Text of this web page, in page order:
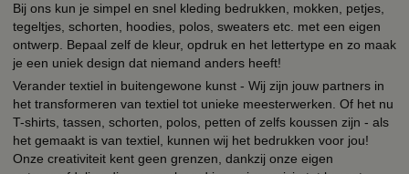
Bij ons kun je simpel en snel kleding bedrukken, mokken, petjes,
tegeltjes, schorten, hoodies, polos, sweaters etc. met een eigen
ontwerp. Bepaal zelf de kleur, opdruk en het lettertype en zo maak
je een uniek design dat niemand anders heeft!
Verander textiel in buitengewone kunst - Wij zijn jouw partners in
het transformeren van textiel tot unieke meesterwerken. Of het nu
T-shirts, tassen, schorten, polos, petten of zelfs koussen zijn - als
het gemaakt is van textiel, kunnen wij het bedrukken voor jou!
Onze creativiteit kent geen grenzen, dankzij onze eigen